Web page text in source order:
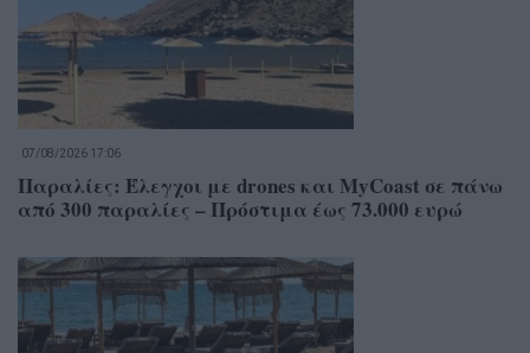
07/08/2026 17:06
Παραλίες: Έλεγχοι με drones και MyCoast σε πάνω
από 300 παραλίες – Πρόστιμα έως 73.000 ευρώ